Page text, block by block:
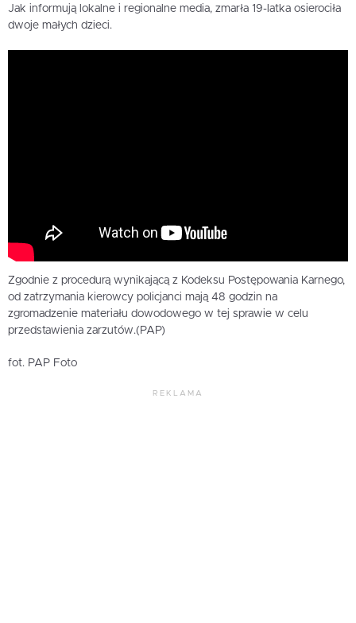
Jak informują lokalne i regionalne media, zmarła 19-latka osierociła
dwoje małych dzieci.
Zgodnie z procedurą wynikającą z Kodeksu Postępowania Karnego,
od zatrzymania kierowcy policjanci mają 48 godzin na
zgromadzenie materiału dowodowego w tej sprawie w celu
przedstawienia zarzutów.(PAP)
fot. PAP Foto
REKLAMA